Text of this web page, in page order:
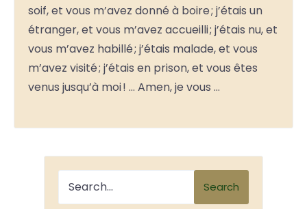
soif, et vous m’avez donné à boire ; j’étais un
étranger, et vous m’avez accueilli ; j’étais nu, et
vous m’avez habillé ; j’étais malade, et vous
m’avez visité ; j’étais en prison, et vous êtes
venus jusqu’à moi ! … Amen, je vous …
Search